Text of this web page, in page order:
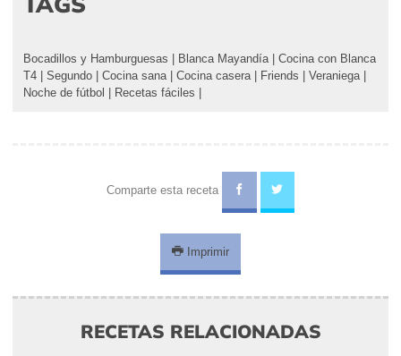
Bocadillos y Hamburguesas Blanca Mayandía| Cocina con Blanca
T4
Segundo Cocina sana| Cocina casera| Friends Veraniega|
Noche de fútbol
Recetas fáciles
Comparte esta receta
Imprimir
RECETAS RELACIONADAS